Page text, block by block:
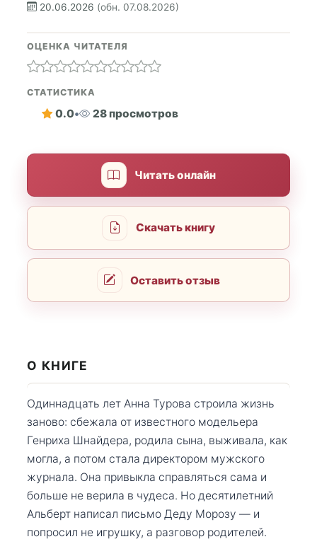
20.06.2026 (обн. 07.08.2026)
ОЦЕНКА ЧИТАТЕЛЯ
СТАТИСТИКА
0.0• 28 просмотров
Читать онлайн
Скачать книгу
Оставить отзыв
О КНИГЕ
Одиннадцать лет Анна Турова строила жизнь
заново: сбежала от известного модельера
Генриха Шнайдера, родила сына, выживала, как
могла, а потом стала директором мужского
журнала. Она привыкла справляться сама и
больше не верила в чудеса. Но десятилетний
Альберт написал письмо Деду Морозу — и
попросил не игрушку, а разговор родителей.